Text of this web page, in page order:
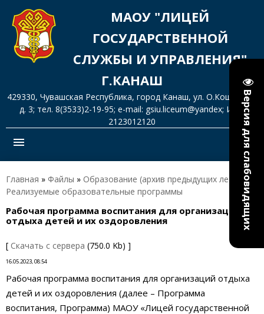
Версия для слабовидящих
МАОУ "ЛИЦЕЙ
ГОСУДАРСТВЕННОЙ
СЛУЖБЫ И УПРАВЛЕНИЯ"
Г.КАНАШ
429330, Чувашская Республика, город Канаш, ул. О.Кошевого,
д. 3; тел. 8(3533)2-19-95; e-mail: gsiu.liceum@yandex; ИНН
2123012120
menu
Главная » Файлы » Образование (архив предыдущих лет)
Реализуемые образовательные программы
Рабочая программа воспитания для организаций
отдыха детей и их оздоровления
[ Скачать с сервера (750.0 Kb) ]
16.05.2023, 08:54
Рабочая программа воспитания для организаций отдыха
детей и их оздоровления (далее – Программа
воспитания, Программа) МАОУ «Лицей государственной